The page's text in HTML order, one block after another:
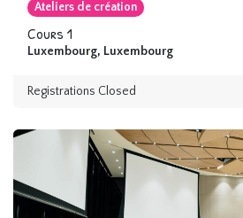
Ateliers de création
Cours 1
Luxembourg, Luxembourg
Registrations Closed